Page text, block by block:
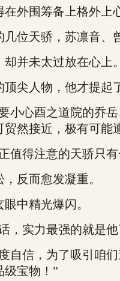
外围筹备上格外上
天骄，苏凛音、
并未太过放在心上。
人物，他才提起了
心酉之道院的乔岳
然接近，极有可能
得注意的天骄只
反而愈发凝重。
中精光爆闪。
实力最强的就是他
信，为了吸引咱们
级宝物！”